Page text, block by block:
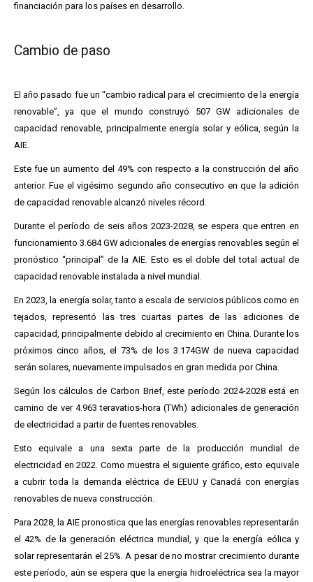
financiación para los países en desarrollo.
Cambio de paso
El año pasado fue un “cambio radical para el crecimiento de la energía
renovable”, ya que el mundo construyó 507 GW adicionales de
capacidad renovable, principalmente energía solar y eólica, según la
AIE.
Este fue un aumento del 49% con respecto a la construcción del año
anterior. Fue el vigésimo segundo año consecutivo en que la adición
de capacidad renovable alcanzó niveles récord.
Durante el período de seis años 2023-2028, se espera que entren en
funcionamiento 3.684 GW adicionales de energías renovables según el
pronóstico “principal” de la AIE. Esto es el doble del total actual de
capacidad renovable instalada a nivel mundial.
En 2023, la energía solar, tanto a escala de servicios públicos como en
tejados, representó las tres cuartas partes de las adiciones de
capacidad, principalmente debido al crecimiento en China. Durante los
próximos cinco años, el 73% de los 3.174GW de nueva capacidad
serán solares, nuevamente impulsados ​​en gran medida por China.
Según los cálculos de Carbon Brief, este período 2024-2028 está en
camino de ver 4.963 teravatios-hora (TWh) adicionales de generación
de electricidad a partir de fuentes renovables.
Esto equivale a una sexta parte de la producción mundial de
electricidad en 2022. Como muestra el siguiente gráfico, esto equivale
a cubrir toda la demanda eléctrica de EEUU y Canadá con energías
renovables de nueva construcción.
Para 2028, la AIE pronostica que las energías renovables representarán
el 42% de la generación eléctrica mundial, y que la energía eólica y
solar representarán el 25%. A pesar de no mostrar crecimiento durante
este período, aún se espera que la energía hidroeléctrica sea la mayor